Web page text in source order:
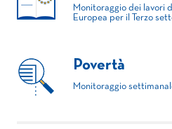
Monitoraggio dei lavori
Europea per il Terzo
Povertà
Monitoraggio